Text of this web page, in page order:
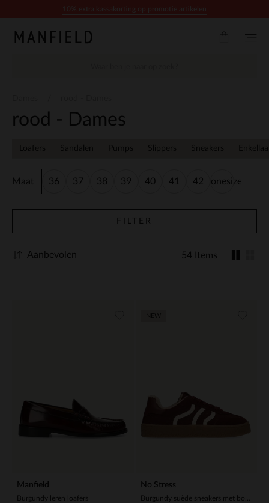
rood - Dames
Loafers Sandalen Pumps Slippers Sneakers
Maat 36 37 38 39 40 41 42 onesize
FILTER
54 Items
Aanbevolen
Manfield
Burgundy leren loafers
No Stress